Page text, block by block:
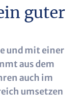
guter
und mit einer
aus dem
auch im
umsetzen